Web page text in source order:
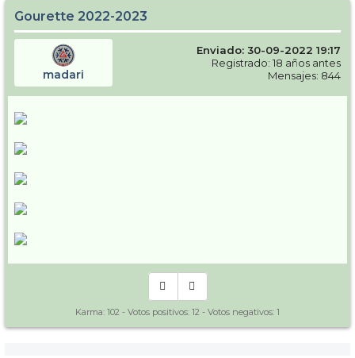
Gourette 2022-2023
madari
Enviado: 30-09-2022 19:17
Registrado: 18 años antes
Mensajes: 844
Karma: 102 - Votos positivos: 12 - Votos negativos: 1